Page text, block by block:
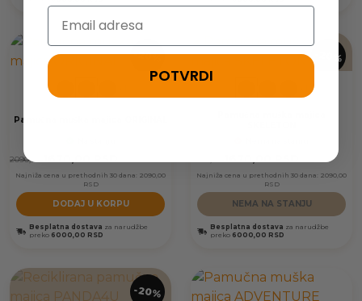
-20%
Pamučna muška majica ORIGINAL
2090,00
Najniža cena u prethodnih 30 dana: 2090,00
RSD
DODAJ U KORPU
Besplatna dostava za narudžbe
preko 6000,00 RSD
-20%
Najniža cena u prethodnih 30 dana: 2090,00
RSD
NEMA NA STANJU
Besplatna dostava za narudžbe
preko 6000,00 RSD
-20%
Email
POTVRDI